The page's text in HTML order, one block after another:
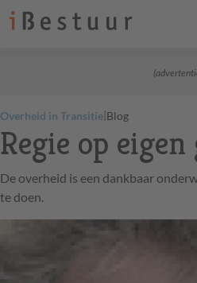
Overheid in Transitie|Blog
Regie op eigen
De overheid is een dankbaar
te doen.